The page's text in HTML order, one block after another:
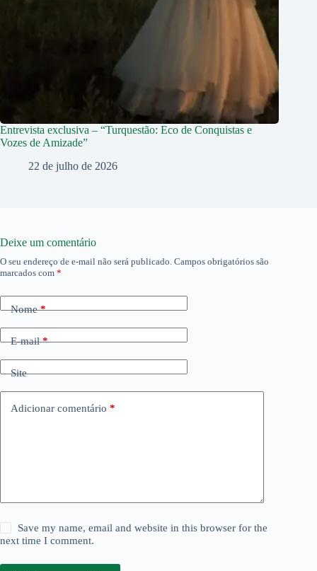
Entrevista exclusiva – “Turquestão: Eco de Conquistas e
Vozes de Amizade”
22 de julho de 2026
Deixe um comentário
O seu endereço de e-mail não será publicado. Campos obrigatórios são
marcados com *
Nome*
E-mail*
Site
Adicionar comentário *
Save my name, email and website in this browser for the
next time I comment.